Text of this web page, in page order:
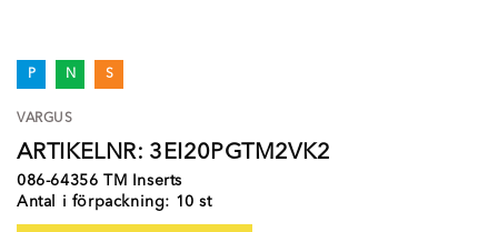
P N S
VARGUS
ARTIKELNR: 3EI20PGTM2VK2
086-64356 TM Inserts
Antal i förpackning: 10 st